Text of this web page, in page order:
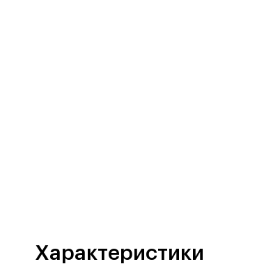
Характеристики